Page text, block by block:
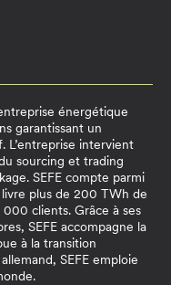
énergétique
garantissant un
L’entreprise intervient
sourcing et trading
SEFE compte parmi
plus de 200 TWh de
clients. Grâce à ses
SEFE accompagne la
à la transition
SEFE emploie